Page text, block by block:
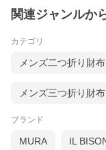
関連ジャンルか
カテゴリ
メンズ二つ折り財布
メンズ三つ折り財布
ブランド
MURA IL